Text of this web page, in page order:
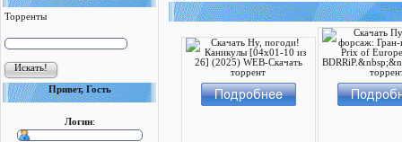
Торренты
Привет, Гость
Логин: